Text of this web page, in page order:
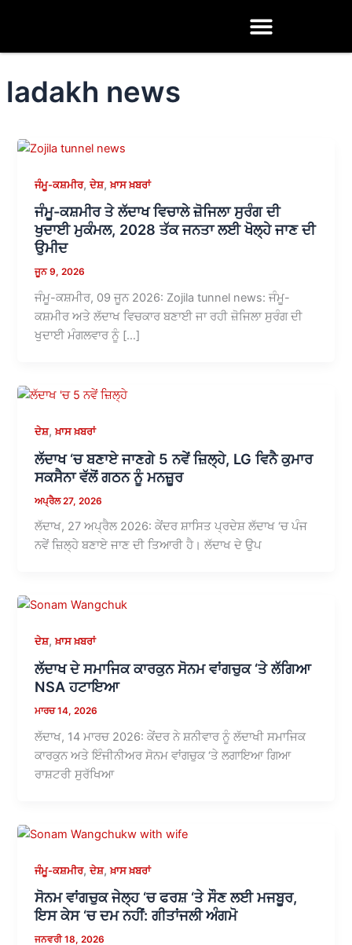
ladakh news
ਜੰਮੂ-ਕਸ਼ਮੀਰ,ਦੇਸ਼,ਖ਼ਾਸ ਖ਼ਬਰਾਂ
ਜੰਮੂ-ਕਸ਼ਮੀਰ ਤੇ ਲੱਦਾਖ ਵਿਚਾਲੇ ਜ਼ੋਜਿਲਾ ਸੁਰੰਗ ਦੀ
ਖੁਦਾਈ ਮੁਕੰਮਲ, 2028 ਤੱਕ ਜਨਤਾ ਲਈ ਖੋਲ੍ਹੇ ਜਾਣ ਦੀ
ਉਮੀਦ
ਜੂਨ 9, 2026
ਜੰਮੂ-ਕਸ਼ਮੀਰ, 09 ਜੂਨ 2026: Zojila tunnel news: ਜੰਮੂ-
ਕਸ਼ਮੀਰ ਅਤੇ ਲੱਦਾਖ ਵਿਚਕਾਰ ਬਣਾਈ ਜਾ ਰਹੀ ਜ਼ੋਜਿਲਾ ਸੁਰੰਗ ਦੀ
ਖੁਦਾਈ ਮੰਗਲਵਾਰ ਨੂੰ […]
ਦੇਸ਼,ਖ਼ਾਸ ਖ਼ਬਰਾਂ
ਲੱਦਾਖ ‘ਚ ਬਣਾਏ ਜਾਣਗੇ 5 ਨਵੇਂ ਜ਼ਿਲ੍ਹੇ, LG ਵਿਨੈ ਕੁਮਾਰ
ਸਕਸੈਨਾ ਵੱਲੋਂ ਗਠਨ ਨੂੰ ਮਨਜ਼ੂਰ
ਅਪ੍ਰੈਲ 27, 2026
ਲੱਦਾਖ, 27 ਅਪ੍ਰੈਲ 2026: ਕੇਂਦਰ ਸ਼ਾਸਿਤ ਪ੍ਰਦੇਸ਼ ਲੱਦਾਖ ‘ਚ ਪੰਜ
ਨਵੇਂ ਜ਼ਿਲ੍ਹੇ ਬਣਾਏ ਜਾਣ ਦੀ ਤਿਆਰੀ ਹੈ। ਲੱਦਾਖ ਦੇ ਉਪ
ਦੇਸ਼,ਖ਼ਾਸ ਖ਼ਬਰਾਂ
ਲੱਦਾਖ ਦੇ ਸਮਾਜਿਕ ਕਾਰਕੁਨ ਸੋਨਮ ਵਾਂਗਚੁਕ ‘ਤੇ ਲੱਗਿਆ
NSA ਹਟਾਇਆ
ਮਾਰਚ 14, 2026
ਲੱਦਾਖ, 14 ਮਾਰਚ 2026: ਕੇਂਦਰ ਨੇ ਸ਼ਨੀਵਾਰ ਨੂੰ ਲੱਦਾਖੀ ਸਮਾਜਿਕ
ਕਾਰਕੁਨ ਅਤੇ ਇੰਜੀਨੀਅਰ ਸੋਨਮ ਵਾਂਗਚੁਕ ‘ਤੇ ਲਗਾਇਆ ਗਿਆ
ਰਾਸ਼ਟਰੀ ਸੁਰੱਖਿਆ
ਜੰਮੂ-ਕਸ਼ਮੀਰ,ਦੇਸ਼,ਖ਼ਾਸ ਖ਼ਬਰਾਂ
ਸੋਨਮ ਵਾਂਗਚੁਕ ਜੇਲ੍ਹ ‘ਚ ਫਰਸ਼ ‘ਤੇ ਸੌਣ ਲਈ ਮਜਬੂਰ,
ਇਸ ਕੇਸ ‘ਚ ਦਮ ਨਹੀਂ: ਗੀਤਾਂਜਲੀ ਅੰਗਮੋ
ਜਨਵਰੀ 18, 2026